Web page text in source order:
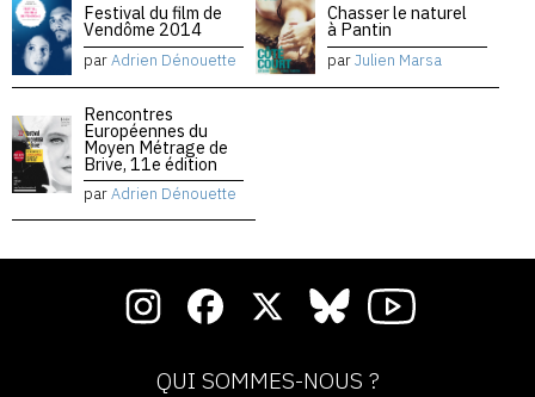
Festival du film de
Vendôme 2014
parAdrien Dénouette
Chasser le naturel
à Pantin
parJulien Marsa
Rencontres
Européennes du
Moyen Métrage de
Brive, 11e édition
parAdrien Dénouette
QUI SOMMES-NOUS ?